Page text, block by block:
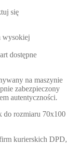
się
wysokiej
dostępne
na maszynie
zabezpieczony
autentyczności.
do rozmiaru 70x100
kurierskich DPD,